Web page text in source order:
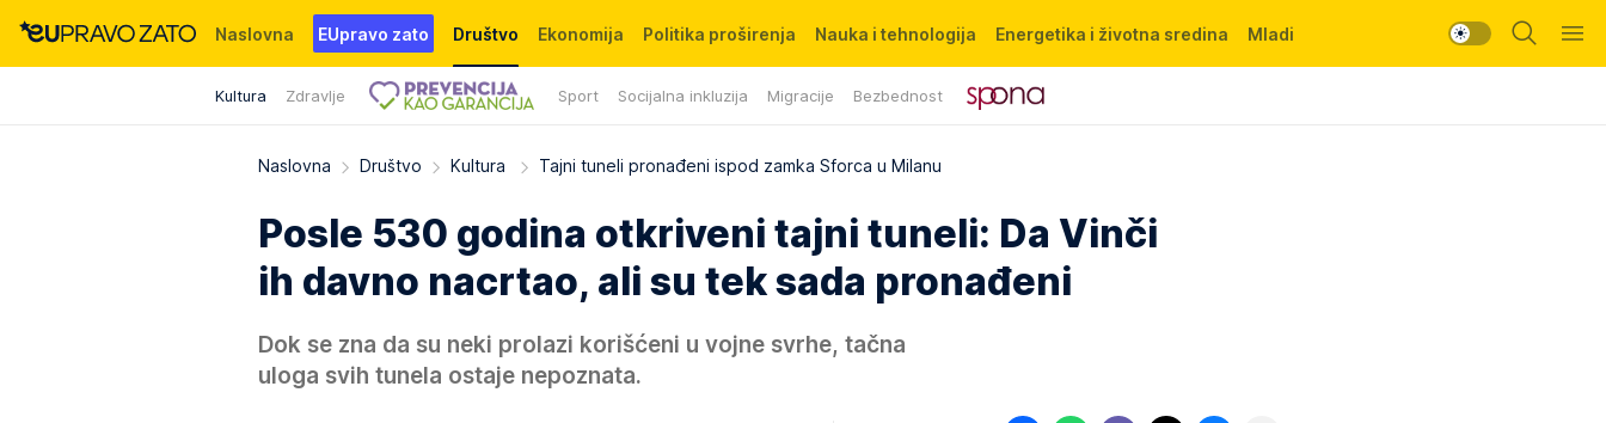
Naslovna EUpravo zato Društvo
Kultura Zdravlje Sport Socijalna inkluzija Migracije Bezbednost
Ekonomija Politika proširenja Nauka i tehnologija Energetika i životna sredina Mladi
Događaji News WMG fondacija
Naslovna Društvo Kultura Tajni tuneli pronađeni ispod zamka Sforca u Milanu
Posle 530 godina otkriveni tajni tuneli: Da Vinči
ih davno nacrtao, ali su tek sada pronađeni
Dok se zna da su neki prolazi korišćeni u vojne svrhe, tačna
uloga svih tunela ostaje nepoznata.